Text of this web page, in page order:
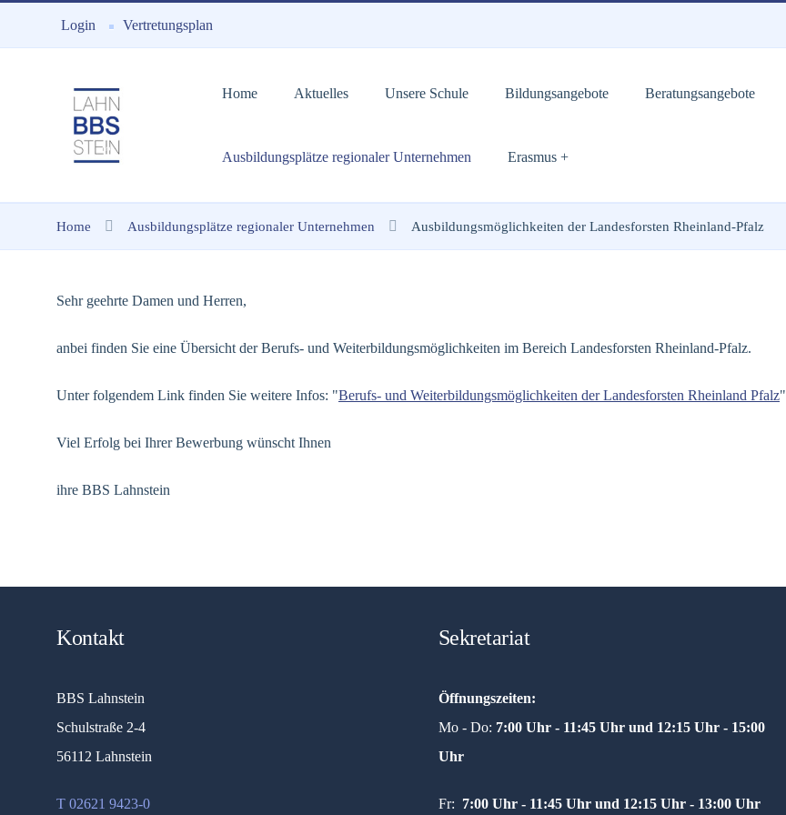
Login Vertretungsplan
Home Aktuelles Unsere Schule Bildungsangebote Beratungsangebote
Ausbildungsplätze regionaler Unternehmen Erasmus +
Home Ausbildungsplätze regionaler Unternehmen Ausbildungsmöglichkeiten der Landesforsten Rheinland-Pfalz
Sehr geehrte Damen und Herren,
anbei finden Sie eine Übersicht der Berufs- und Weiterbildungsmöglichkeiten im Bereich Landesforsten Rheinland-Pfalz.
Unter folgendem Link finden Sie weitere Infos: "Berufs- und Weiterbildungsmöglichkeiten der Landesforsten Rheinland Pfalz"
Viel Erfolg bei Ihrer Bewerbung wünscht Ihnen
ihre BBS Lahnstein
Kontakt
BBS Lahnstein
Schulstraße 2-4
56112 Lahnstein
T 02621 9423-0
Sekretariat
Öffnungszeiten:
Mo - Do: 7:00 Uhr - 11:45 Uhr und 12:15 Uhr - 15:00
Uhr
Fr: 7:00 Uhr - 11:45 Uhr und 12:15 Uhr - 13:00 Uhr